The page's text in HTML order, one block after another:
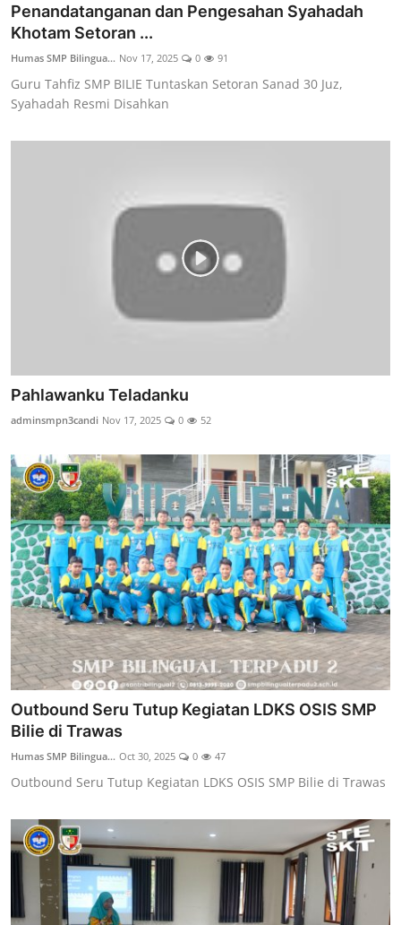
Penandatanganan dan Pengesahan Syahadah
Khotam Setoran ...
Humas SMP Bilingua... Nov 17, 2025 0 91
Guru Tahfiz SMP BILIE Tuntaskan Setoran Sanad 30 Juz,
Syahadah Resmi Disahkan
Pahlawanku Teladanku
adminsmpn3candi Nov 17, 2025 0 52
Outbound Seru Tutup Kegiatan LDKS OSIS SMP
Bilie di Trawas
Humas SMP Bilingua... Oct 30, 2025 0 47
Outbound Seru Tutup Kegiatan LDKS OSIS SMP Bilie di Trawas